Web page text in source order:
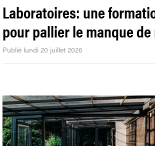
Laboratoires: une
pour pallier le manque
Publié lundi 20 juillet 2026